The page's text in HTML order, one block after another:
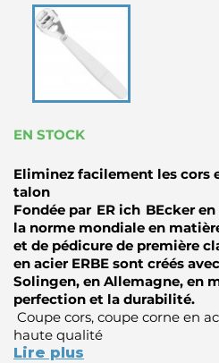
EN STOCK
Eliminez facilement les cors
talon
Fondée par ER ich BEcker en
la norme mondiale en
et de pédicure de première
en acier ERBE sont créés
Solingen, en Allemagne, en
perfection et la durabilité.
Coupe cors, coupe corne en
haute qualité
Lire plus